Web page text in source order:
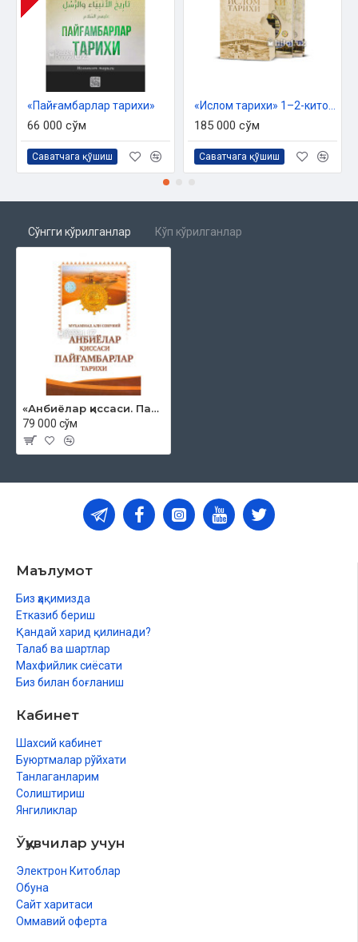
«Пайғамбарлар тарихи»
66 000 сўм
Саватчага қўшиш
185 000 сўм
Саватчага қўшиш
Сўнгги кўрилганлар Кўп кўрилганлар
«Анбиёлар қиссаси. Пайғамбарлар тарихи»
79 000 сўм
Маълумот
Биз ҳақимизда
Етказиб бериш
Қандай харид қилинади?
Талаб ва шартлар
Махфийлик сиёсати
Биз билан боғланиш
Кабинет
Шахсий кабинет
Буюртмалар рўйхати
Танлаганларим
Солиштириш
Янгиликлар
Ўқувчилар учун
Электрон Китоблар
Обуна
Сайт харитаси
Оммавий оферта